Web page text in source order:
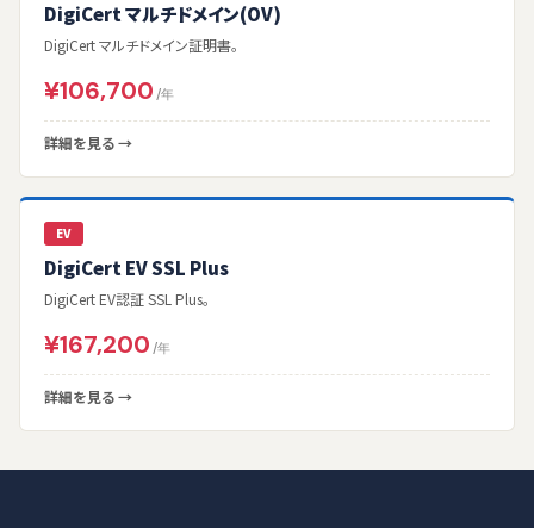
DigiCert マルチドメイン(OV)
DigiCert マルチドメイン証明書。
¥106,700 /年
詳細を見る →
EV
DigiCert EV SSL Plus
DigiCert EV認証 SSL Plus。
¥167,200 /年
詳細を見る →